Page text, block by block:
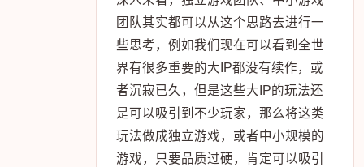
团队其实都可以从这个思路去进行一
些思考，例如我们现在可以看到全世
界有很多重要的大IP都没有续作，或
者沉寂已久，但是这些大IP的玩法还
是可以吸引到不少玩家，那么将这类
玩法做成独立游戏，或者中小规模的
游戏，只要品质过硬，肯定可以吸引